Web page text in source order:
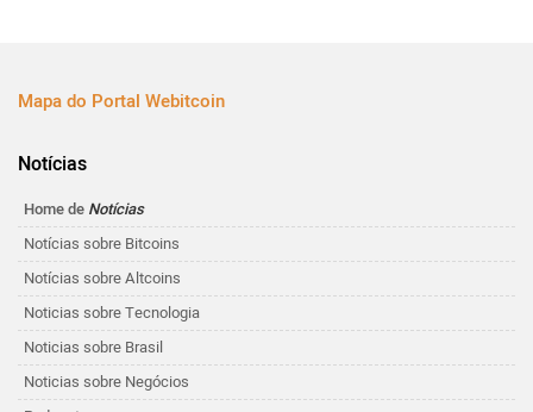
Mapa do Portal Webitcoin
Notícias
Home de Notícias
Notícias sobre Bitcoins
Notícias sobre Altcoins
Noticias sobre Tecnologia
Noticias sobre Brasil
Noticias sobre Negócios